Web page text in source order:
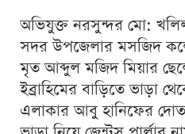
অভিযুক্ত নরসুন্দর মো:
সদর উপজেলার মসজিদ
মৃত আব্দুল মজিদ মিয়ার
ইব্রাহিমের বাড়িতে ভাড়া
এলাকার আবু হানিফের